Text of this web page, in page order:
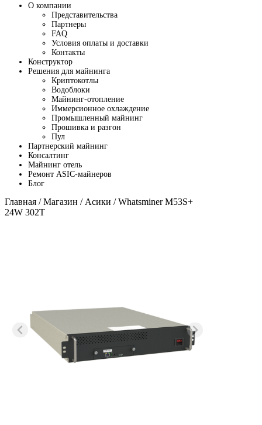
О компании
Представительства
Партнеры
FAQ
Условия оплаты и доставки
Контакты
Конструктор
Решения для майнинга
Криптокотлы
Водоблоки
Майнинг-отопление
Иммерсионное охлаждение
Промышленный майнинг
Прошивка и разгон
Пул
Партнерский майнинг
Консалтинг
Майнинг отель
Ремонт ASIC-майнеров
Блог
Главная /Магазин / Асики / Whatsminer M53S+
24W 302T